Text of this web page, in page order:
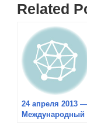
Related
24 апреля 2013 —
Международный